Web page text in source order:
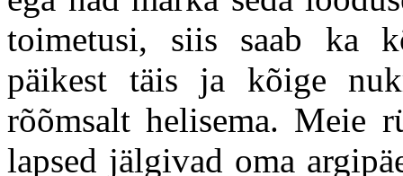
toimetusi, siis saab ka
päikest täis ja kõige
rõõmsalt helisema. Meie
lapsed jälgivad oma